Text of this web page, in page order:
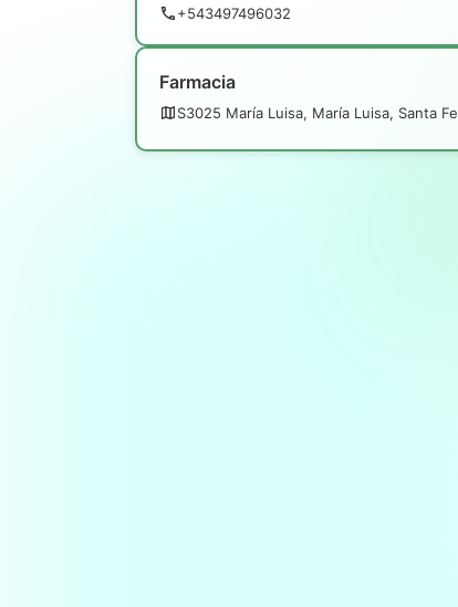
+543497496032
Farmacia
S3025 María Luisa, María Luisa, Santa Fe